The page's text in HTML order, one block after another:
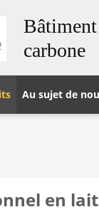
carbone
Au sujet de
en